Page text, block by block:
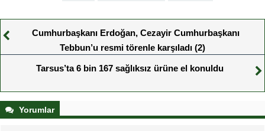
Cumhurbaşkanı Erdoğan, Cezayir Cumhurbaşkanı
Tebbun’u resmi törenle karşıladı (2)
Tarsus’ta 6 bin 167 sağlıksız ürüne el konuldu
Yorumlar